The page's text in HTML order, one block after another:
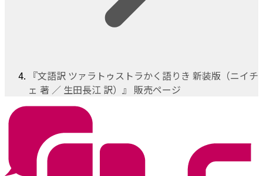
『文語訳 ツァラトゥストラかく語りき 新装版（ニイチ
ェ 著 ／ 生田長江 訳）』 販売ページ